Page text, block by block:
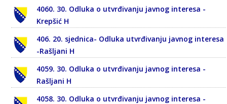
4060. 30. Odluka o utvrđivanju javnog interesa -
Krepšić H
406. 20. sjednica- Odluka utvrđivanju javnog interesa
-Rašljani H
4059. 30. Odluka o utvrđivanju javnog interesa -
Rašljani H
4058. 30. Odluka o utvrđivanju javnog interesa -